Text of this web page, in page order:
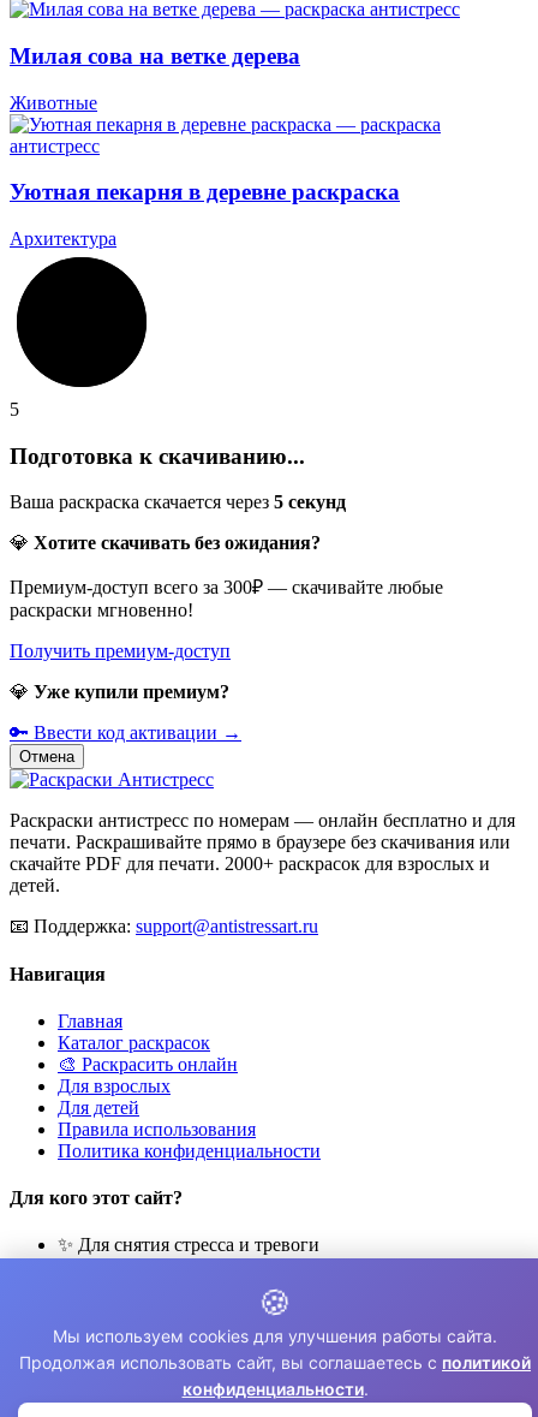
Милая сова на ветке дерева
Животные
Уютная пекарня в деревне раскраска
Архитектура
5
Подготовка к скачиванию...
Ваша раскраска скачается через 5 секунд
💎 Хотите скачивать без ожидания?
Премиум-доступ всего за 300₽ — скачивайте любые
раскраски мгновенно!
Получить премиум-доступ
💎 Уже купили премиум?
🔑 Ввести код активации →
Отмена
Раскраски антистресс по номерам — онлайн бесплатно и для
печати. Раскрашивайте прямо в браузере без скачивания или
скачайте PDF для печати. 2000+ раскрасок для взрослых и
детей.
📧 Поддержка: support@antistressart.ru
Навигация
Главная
Каталог раскрасок
🎨 Раскрасить онлайн
Для взрослых
Для детей
Правила использования
Политика конфиденциальности
Для кого этот сайт?
✨ Для снятия стресса и тревоги
🧘 Для медитации и расслабления
👨‍👩‍👧‍👦 Для семейного досуга
© 2026 Раскраски Антистресс. Все права защищены.
⚠️ Все раскраски для личного использования. Коммерческое
🍪
Мы используем cookies для улучшения работы сайта.
Продолжая использовать сайт, вы соглашаетесь с политикой
конфиденциальности.